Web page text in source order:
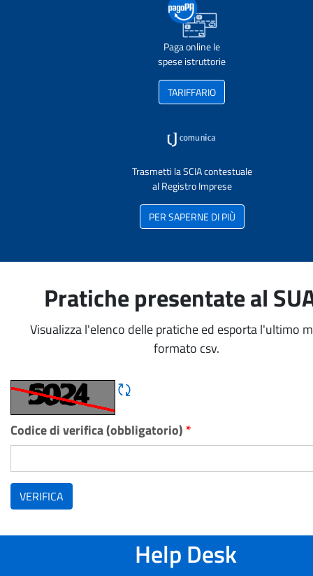
Paga online le
spese istruttorie
TARIFFARIO
Trasmetti la SCIA contestuale
al Registro Imprese
PER SAPERNE DI PIÙ
Pratiche presentate al
Visualizza l'elenco delle pratiche ed esporta l'ultimo
formato csv.
Rigene CAPTCHA
Codice di verifica (obbligatorio) *
VERIFICA
Help Desk